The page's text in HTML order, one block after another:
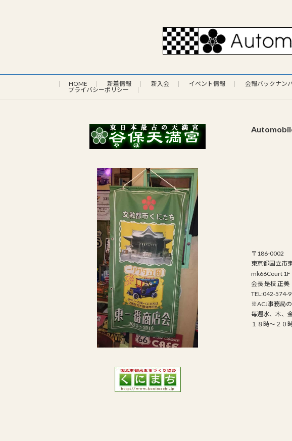
HOME 新着情報 新入会 イベント情報 会報バックナン
プライバシーポリシー
〒186-0002
東京都国立市
mk66Court 1F
会長 是枝 正美
TEL:042-574-
※ACJ事務局
毎週水、木、
１８時～２０